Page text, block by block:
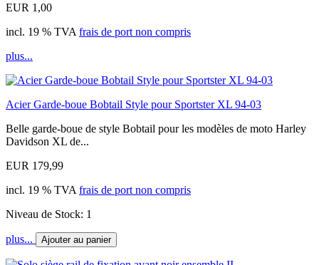
EUR 1,00
incl. 19 % TVA frais de port non compris
plus...
Acier Garde-boue Bobtail Style pour Sportster XL 94-03
Belle garde-boue de style Bobtail pour les modèles de moto Harley
Davidson XL de...
EUR 179,99
incl. 19 % TVA frais de port non compris
Niveau de Stock: 1
plus... Ajouter au panier